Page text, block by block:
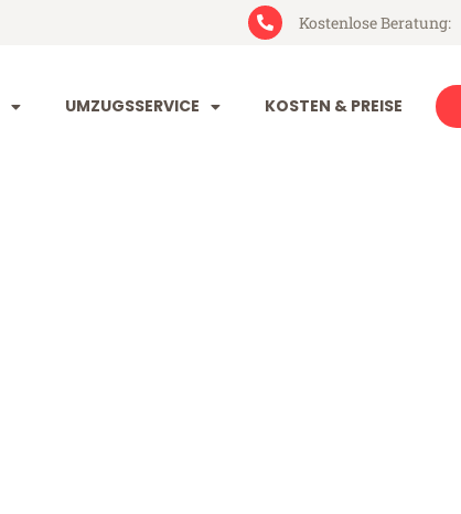
Kostenlose Beratung:
UMZUGSSERVICE KOSTEN & PREISE